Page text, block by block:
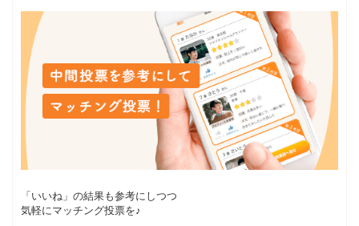
「いいね」の結果も参考にしつつ
気軽にマッチング投票を♪